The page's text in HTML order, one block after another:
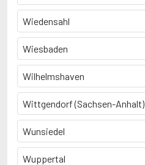
Wiedensahl
Wiesbaden
Wilhelmshaven
Wittgendorf (Sachsen-Anhalt)
Wunsiedel
Wuppertal